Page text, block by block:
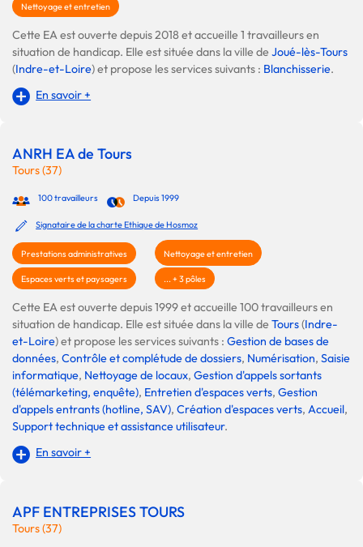
Nettoyage et entretien
Cette EA est ouverte depuis 2018 et accueille 1 travailleurs en
situation de handicap. Elle est située dans la ville deJoué-lès-Tours
(Indre-et-Loire) et propose les services suivants : Blanchisserie.
En savoir +
ANRH EA de Tours
Tours (37)
100 travailleurs Depuis 1999
Signataire de la charte Ethique de Hosmoz
Prestations administratives Nettoyage et entretien
Espaces verts et paysagers ... + 3 pôles
Cette EA est ouverte depuis 1999 et accueille 100 travailleurs en
situation de handicap. Elle est située dans la ville deTours(Indre-
et-Loire) et propose les services suivants : Gestion de bases de
données, Contrôle et complétude de dossiers, Numérisation, Saisie
informatique, Nettoyage de locaux, Gestion d'appels sortants
(télémarketing, enquête), Entretien d'espaces verts, Gestion
d'appels entrants (hotline, SAV), Création d'espaces verts, Accueil,
Support technique et assistance utilisateur.
En savoir +
APF ENTREPRISES TOURS
Tours (37)